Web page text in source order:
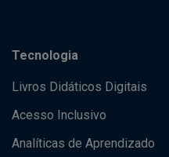
Tecnologia
Livros Didáticos Digitais
Acesso Inclusivo
Analíticas de Aprendizado